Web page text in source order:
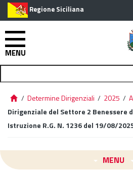
Regione Siciliana
MENU
/ Determine Dirigenziali / 2025 /
Dirigenziale del Settore 2 Benessere
Istruzione R.G. N. 1236 del 19/08/
MENU